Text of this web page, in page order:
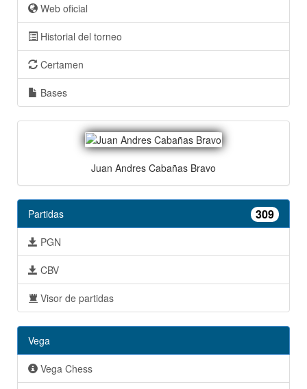
Web oficial
Historial del torneo
Certamen
Bases
Juan Andres Cabañas Bravo
Partidas 309
PGN
CBV
Visor de partidas
Vega
Vega Chess